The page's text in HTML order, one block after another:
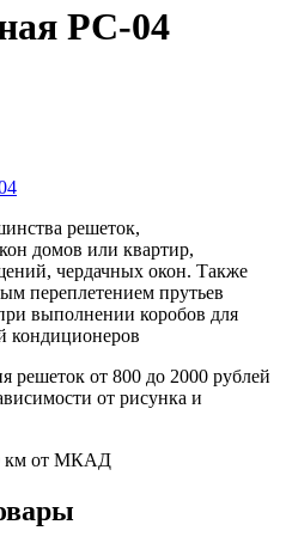
РС-04
решеток,
домов или квартир,
чердачных окон. Также
переплетением прутьев
выполнении коробов для
кондиционеров
решеток от 800 до 2000 рублей
от рисунка и
км от МКАД